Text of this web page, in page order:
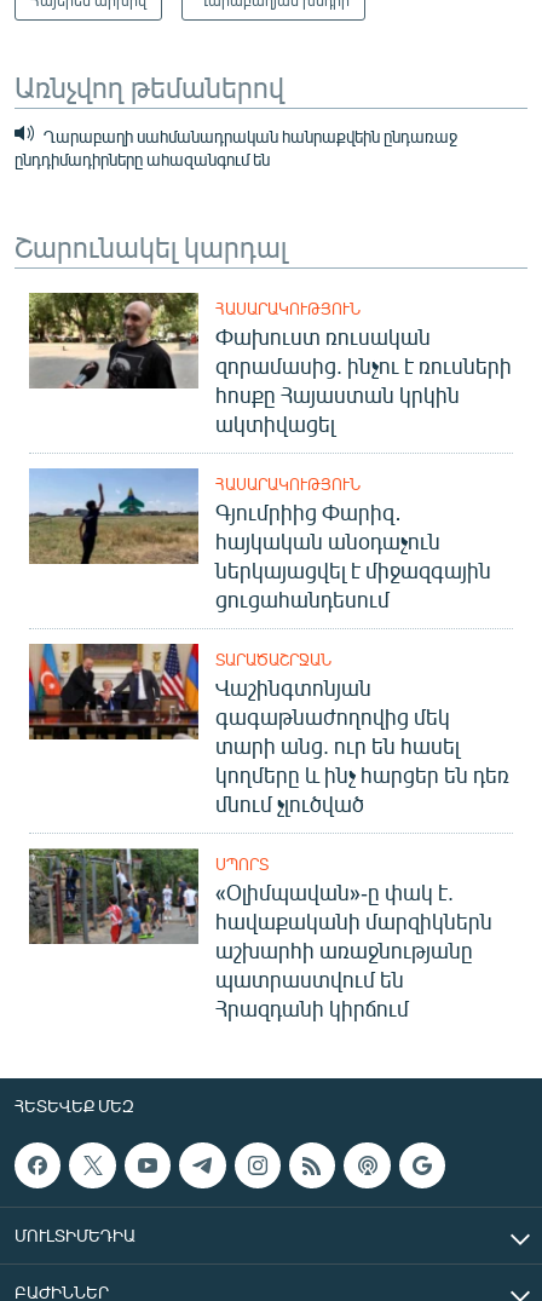
Առնչվող թեմաներով
Ղարաբաղի սահմանադրական հանրաքվեին ընդառաջ
ընդդիմադիրները ահազանգում են
Շարունակել կարդալ
ՀԱՍԱՐԱԿՈՒԹՅՈՒՆ
Փախուստ ռուսական
զորամասից. ինչու է ռուսների
հոսքը Հայաստան կրկին
ակտիվացել
ՀԱՍԱՐԱԿՈՒԹՅՈՒՆ
Գյումրիից Փարիզ․
հայկական անօդաչուն
ներկայացվել է միջազգային
ցուցահանդեսում
ՏԱՐԱԾԱՇՐՋԱՆ
Վաշինգտոնյան
գագաթնաժողովից մեկ
տարի անց. ուր են հասել
կողմերը և ինչ հարցեր են դեռ
մնում չլուծված
ՍՊՈՐՏ
«Օլիմպավան»-ը փակ է.
հավաքականի մարզիկներն
աշխարհի առաջնությանը
պատրաստվում են
Հրազդանի կիրճում
ՀԵՏԵՎԵՔ ՄԵԶ
ՄՈՒԼՏԻՄԵԴԻԱ
ԲԱԺԻՆՆԵՐ